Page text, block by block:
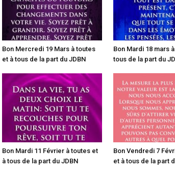
Bon Mercredi 19 Mars à toutes
et à tous de la part du JDBN
Bon Mardi 18 mars
tous de la part du
Bon Mardi 11 Février à toutes et
à tous de la part du JDBN
Bon Vendredi 7
et à tous de la part